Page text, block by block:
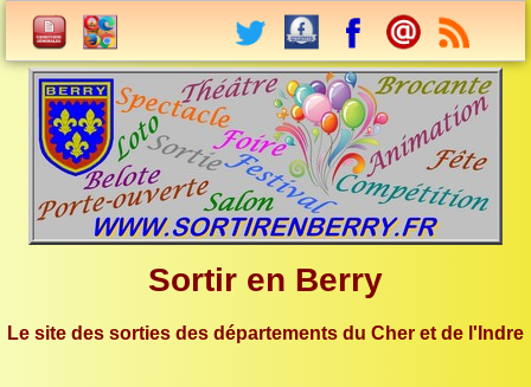
Sortir en Berry
Le site des sorties des départements du Cher et de l'Indre